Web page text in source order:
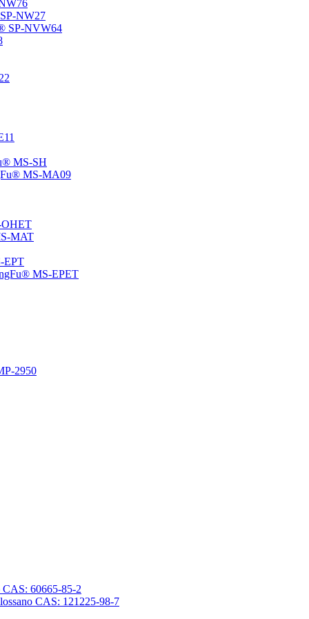
NW27
SP-NVW64
MS-SH
MS-MA09
OHET
MAT
EPT
MS-EPET
2950
CAS: 60665-85-2
CAS: 121225-98-7